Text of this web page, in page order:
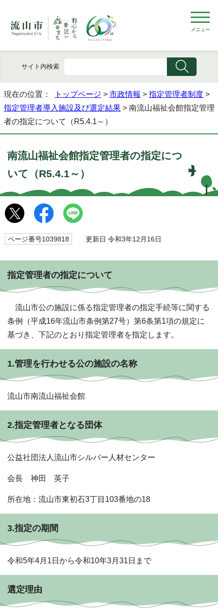
メニュー
サイト内検索
現在の位置： トップページ > 市政情報 > 指定管理者制度 >
指定管理者導入施設及び選定結果 > 南流山福祉会館指定管理
者の指定について（R5.4.1～）
南流山福祉会館指定管理者の指定につ
いて（R5.4.1～）
ページ番号1039818 更新日 令和3年12月16日
指定管理者の指定について
流山市公の施設に係る指定管理者の指定手続等に関する
条例（平成16年流山市条例第27号）第6条第1項の規定に
基づき、下記のとおり指定管理者を指定します。
1.管理を行わせる公の施設の名称
流山市南流山福祉会館
2.指定管理者となる団体
公益社団法人流山市シルバー人材センター
会長 神田 英子
所在地：流山市東初石3丁目103番地の18
3.指定の期間
令和5年4月1日から令和10年3月31日まで
選定理由